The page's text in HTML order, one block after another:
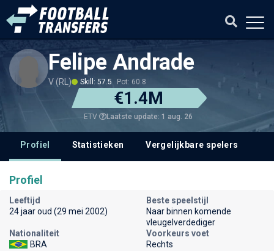
Felipe Andrade
V (RL) Skill: 57.5 Pot: 60.8
€1.4M
ETV Laatste update: 1 aug. 26
Profiel Statistieken Vergelijkbare spelers
Profiel
Leeftijd
24 jaar oud (29 mei 2002)
Beste speelstijl
Naar binnen komende
vleugelverdediger
Nationaliteit
BRA
Voorkeurs voet
Rechts